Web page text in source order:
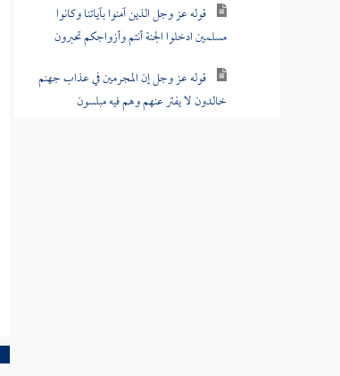
قوله عز وجل الذين آمنوا بآياتنا وكانوا
مسلمين ادخلوا الجنة أنتم وأزواجكم تحبرون
قوله عز وجل إن المجرمين في عذاب جهنم
خالدون لا يفتر عنهم وهم فيه مبلسون